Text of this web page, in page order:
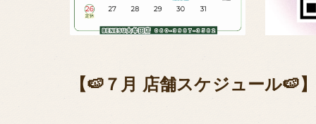
【🍉７月 店舗スケジュール🍉】